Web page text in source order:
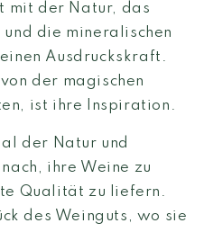
mit der Natur, das
die mineralischen
Ausdruckskraft.
der magischen
ist ihre Inspiration.
der Natur und
ihre Weine zu
Qualität zu liefern.
des Weinguts, wo sie